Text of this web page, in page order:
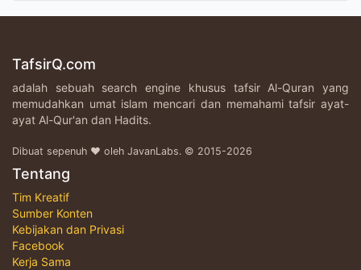
TafsirQ.com
adalah sebuah search engine khusus tafsir Al-Quran yang
memudahkan umat islam mencari dan memahami tafsir ayat-
ayat Al-Qur'an dan Hadits.
Dibuat sepenuh ♥ oleh JavanLabs. © 2015-2026
Tentang
Tim Kreatif
Sumber Konten
Kebijakan dan Privasi
Facebook
Kerja Sama